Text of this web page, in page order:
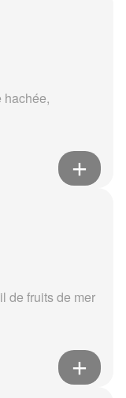
hachée,
de fruits de mer